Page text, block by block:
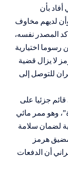
بأن
وأن لديهم مخاوف
المصدر نفسه،
رسوما اختيارية
لا يزال قضية
للتوصل إلى
جزئيا على
وهو ممر مائي
لضمان سلامة
هرمز
أن الدفعات